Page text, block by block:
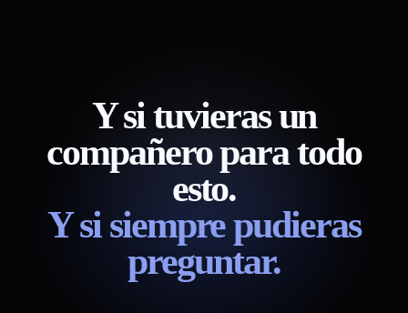
Y si tuvieras un
compañero para todo
esto.
Y si siempre pudieras
preguntar.